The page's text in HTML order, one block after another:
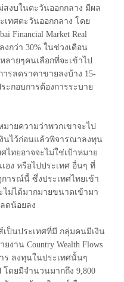
งบในตะวันออกกลาง มีผล
ทศตะวันออกกลาง โดย
Financial Market Real
งกว่า 30% ในช่วงเดือน
ายๆคนเลือกที่จะเข้าไป
รลดราคาขายลงบ้าง 15-
ะกอบการต้องการระบาย
ายความว่าพวกเขาจะไป
นไว้ก่อนแล้วพิจารณาลงทุน
ไทยอาจจะไม่ใช่เป้าหมาย
อง หรือไปประเทศ อื่นๆ ที่
ารณ์นี้ ซึ่งประเทศไทยเข้า
ม่ได้มากมายขนาดเข้ามา
ดน้อยลง
เป็นประเทศที่มี กลุ่มคนมีเงิน
งาน Country Wealth Flows
ร ลงทุนในประเทศนั้นๆ
ดยมีจำนวนมากถึง 9,800